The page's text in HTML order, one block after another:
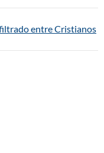
entre Cristianos